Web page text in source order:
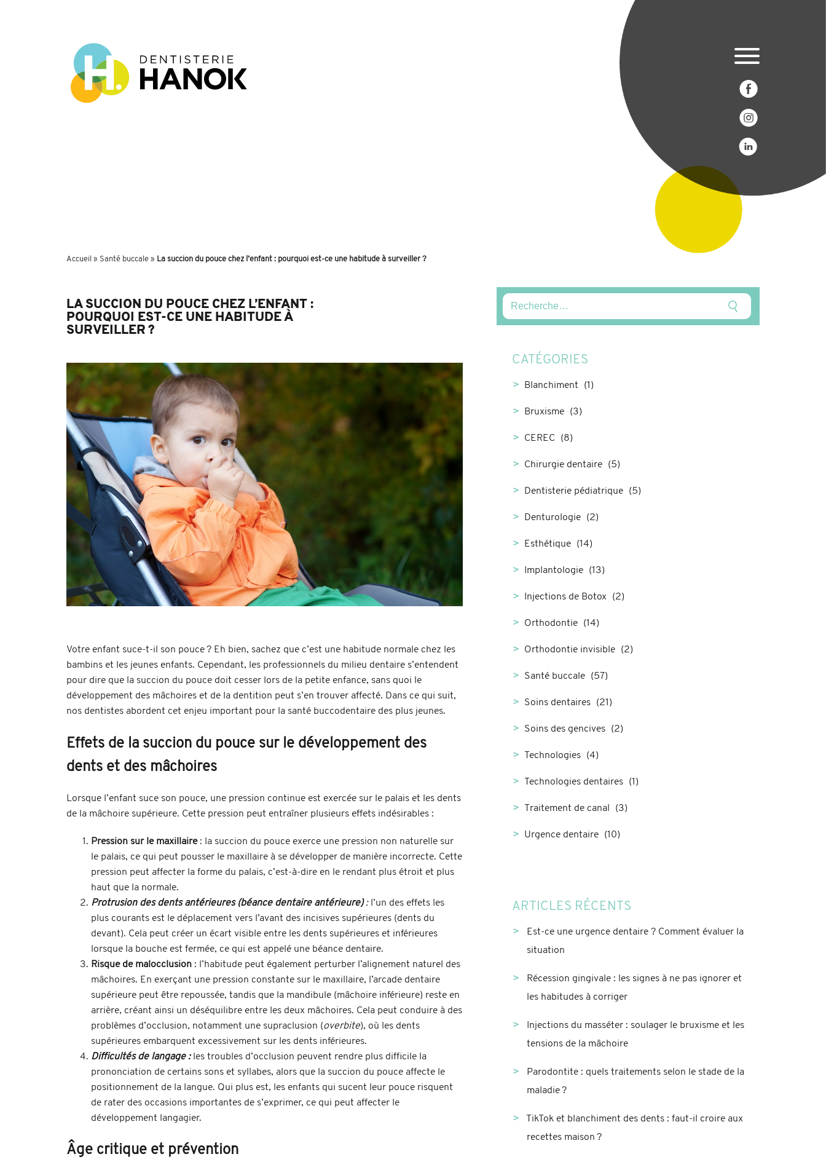
E
Q
C
Accueil » Santé buccale » La succion du pouce chez l’enfant : pourquoi est-ce une habitude à surveiller ?
LA SUCCION DU POUCE CHEZ L’ENFANT :
POURQUOI EST-CE UNE HABITUDE À
SURVEILLER ?
Votre enfant suce-t-il son pouce ? Eh bien, sachez que c’est une habitude normale chez les
bambins et les jeunes enfants. Cependant, les professionnels du milieu dentaire s’entendent
pour dire que la succion du pouce doit cesser lors de la petite enfance, sans quoi le
développement des mâchoires et de la dentition peut s’en trouver affecté. Dans ce qui suit,
nos dentistes abordent cet enjeu important pour la santé buccodentaire des plus jeunes.
Effets de la succion du pouce sur le développement des
dents et des mâchoires
Lorsque l’enfant suce son pouce, une pression continue est exercée sur le palais et les dents
de la mâchoire supérieure. Cette pression peut entraîner plusieurs effets indésirables :
Pression sur le maxillaire: la succion du pouce exerce une pression non naturelle sur
le palais, ce qui peut pousser le maxillaire à se développer de manière incorrecte. Cette
pression peut affecter la forme du palais, c’est-à-dire en le rendant plus étroit et plus
haut que la normale.
Protrusion des dents antérieures (béance dentaire antérieure):l’un des effets les
plus courants est le déplacement vers l’avant des incisives supérieures (dents du
devant). Cela peut créer un écart visible entre les dents supérieures et inférieures
lorsque la bouche est fermée, ce qui est appelé une béance dentaire.
Risque de malocclusion : l’habitude peut également perturber l’alignement naturel des
mâchoires. En exerçant une pression constante sur le maxillaire, l’arcade dentaire
supérieure peut être repoussée, tandis que la mandibule (mâchoire inférieure) reste en
arrière, créant ainsi un déséquilibre entre les deux mâchoires. Cela peut conduire à des
problèmes d’occlusion, notamment une supraclusion (overbite), où les dents
supérieures embarquent excessivement sur les dents inférieures.
Difficultés de langage :les troubles d’occlusion peuvent rendre plus difficile la
prononciation de certains sons et syllabes, alors que la succion du pouce affecte le
positionnement de la langue. Qui plus est, les enfants qui sucent leur pouce risquent
de rater des occasions importantes de s’exprimer, ce qui peut affecter le
développement langagier.
Âge critique et prévention
CATÉGORIES
Blanchiment (1)
Bruxisme (3)
CEREC (8)
Chirurgie dentaire (5)
Dentisterie pédiatrique (5)
Denturologie (2)
Esthétique (14)
Implantologie (13)
Injections de Botox (2)
Orthodontie (14)
Orthodontie invisible (2)
Santé buccale (57)
Soins dentaires (21)
Soins des gencives (2)
Technologies (4)
Technologies dentaires (1)
Traitement de canal (3)
Urgence dentaire (10)
ARTICLES RÉCENTS
Est-ce une urgence dentaire ? Comment évaluer la
situation
Récession gingivale : les signes à ne pas ignorer et
les habitudes à corriger
Injections du masséter : soulager le bruxisme et les
tensions de la mâchoire
Parodontite : quels traitements selon le stade de la
maladie ?
TikTok et blanchiment des dents : faut-il croire aux
recettes maison ?